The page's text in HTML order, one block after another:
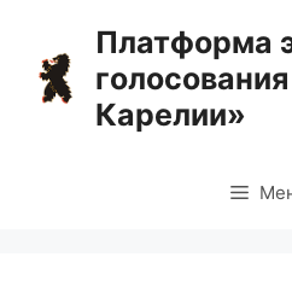
содержимому
Платформа
Карелии»